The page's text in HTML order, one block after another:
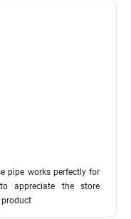
pipe works perfectly for
appreciate the store
product